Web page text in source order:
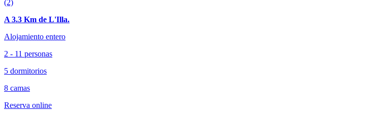
(2)
A 3.3 Km de L'Illa.
Alojamiento entero
2 - 11 personas
5 dormitorios
8 camas
Reserva online